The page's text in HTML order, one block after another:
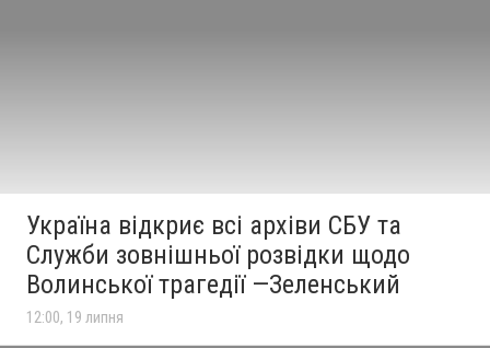
Україна відкриє всі архіви СБУ та
Служби зовнішньої розвідки щодо
Волинської трагедії —Зеленський
12:00, 19 липня